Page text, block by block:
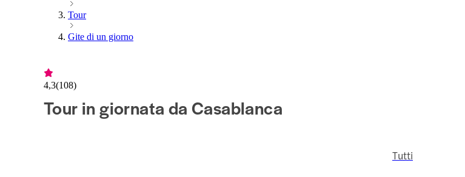
Tour
Gite di un giorno
4,3(108)
Tour in giornata da Casablanca
Tutti